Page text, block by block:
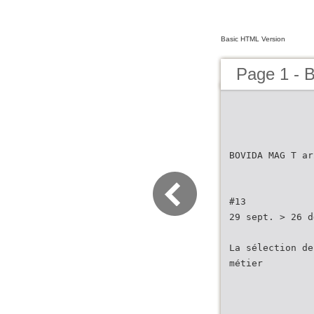
Basic HTML Version
Page 1 -
BOVIDA MAG
#13
29 sept. > 26
La sélection
métier